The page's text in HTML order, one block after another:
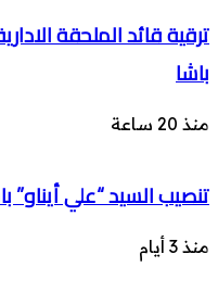
ترقية قائد الملحقة
باشا
منذ 20 ساعة
تنصيب السيد “علي أيناو”
منذ 3 أيام